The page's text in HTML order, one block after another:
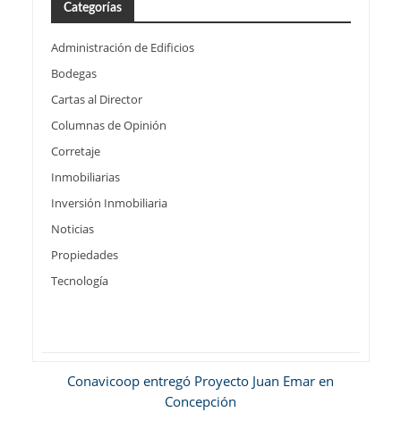
Categorías
Administración de Edificios
Bodegas
Cartas al Director
Columnas de Opinión
Corretaje
Inmobiliarias
Inversión Inmobiliaria
Noticias
Propiedades
Tecnología
Conavicoop entregó Proyecto Juan Emar en
Concepción